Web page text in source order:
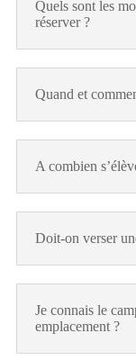
Quels sont les
réserver ?
Quand et
A combien
Doit-on verser
Je connais le
emplacement ?